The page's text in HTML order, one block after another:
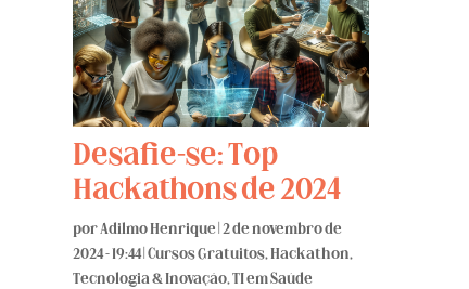
Desafie-se: Top
Hackathons de 2024
porAdilmo Henrique |2 de novembro de
2024 - 19:44 |Cursos Gratuitos,Hackathon,
Tecnologia & Inovação,TI em Saúde